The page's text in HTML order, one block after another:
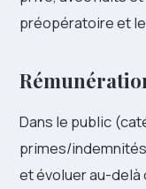
préopératoire et
Dans le public
primes/
et évoluer au-delà